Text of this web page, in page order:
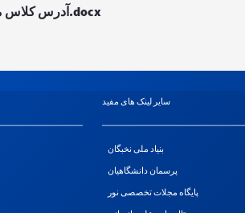
آدرس کلاس مجازی اساتید نیم سال دوم 1402.docx
سایر لینک های مفید
بنیاد ملی نخبگان
پرسمان دانشگاهیان
پایگاه مجلات تخصصی نور